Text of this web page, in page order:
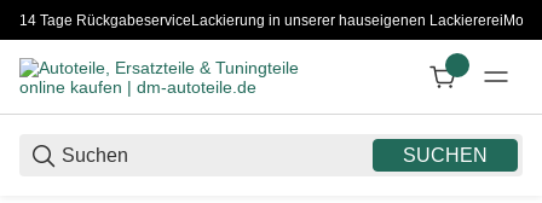
14 Tage RückgabeserviceLackierung in unserer hauseigenen Lackiererei
SUCHEN